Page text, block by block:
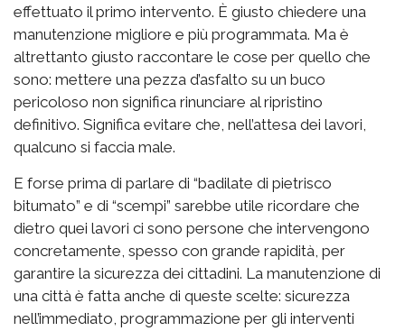
effettuato il primo intervento. È giusto chiedere una
manutenzione migliore e più programmata. Ma è
altrettanto giusto raccontare le cose per quello che
sono: mettere una pezza d’asfalto su un buco
pericoloso non significa rinunciare al ripristino
definitivo. Significa evitare che, nell’attesa dei lavori,
qualcuno si faccia male.
E forse prima di parlare di “badilate di pietrisco
bitumato” e di “scempi” sarebbe utile ricordare che
dietro quei lavori ci sono persone che intervengono
concretamente, spesso con grande rapidità, per
garantire la sicurezza dei cittadini. La manutenzione di
una città è fatta anche di queste scelte: sicurezza
nell’immediato, programmazione per gli interventi